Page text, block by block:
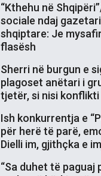
“Kthehu në
sociale ndaj
shqiptare: Je
flasësh
Sherri në burgun e
plagoset anëtari i
tjetër, si nisi konflikti
Ish konkurrentja e
për herë të parë,
Dielli im, gjithçka e
“Sa duhet të